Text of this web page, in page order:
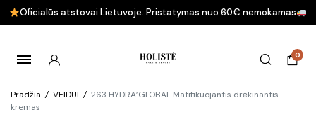
Oficialūs atstovai Lietuvoje. Pristatymas nuo 60€ nemokamas
0
Pradžia / VEIDUI / 263 HYDRA’GLOBAL Matifikuojantis drėkinantis
kremas